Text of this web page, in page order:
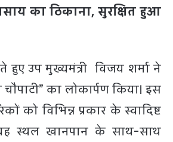
का ठिकाना, सुरक्षित हुआ
हुए उप मुख्यमंत्री विजय शर्मा ने
का लोकार्पण किया। इस
को विभिन्न प्रकार के स्वादिष्ट
स्थल खानपान के साथ-साथ